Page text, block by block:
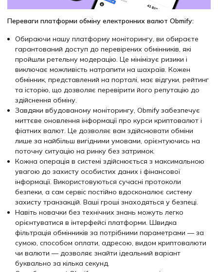
Переваги платформи обміну електронних валют Obmify:
Обираючи нашу платформу моніторингу, ви обираєте
гарантований доступ до перевірених обмінників, які
пройшли ретельну модерацію. Це мінімізує ризики і
виключає можливість натрапити на шахраїв. Кожен
обмінник, представлений на порталі, має відгуки, рейтинг
та історію, що дозволяє перевірити його репутацію до
здійснення обміну.
Завдяки вбудованому моніторингу, Obmify забезпечує
миттєве оновлення інформації про курси криптовалют і
фіатних валют. Це дозволяє вам здійснювати обміни
лише за найбільш вигідними умовами, орієнтуючись на
поточну ситуацію на ринку без затримок.
Кожна операція в системі здійснюється з максимальною
увагою до захисту особистих даних і фінансової
інформації. Використовуються сучасні протоколи
безпеки, а сам сервіс постійно вдосконалює систему
захисту транзакцій. Ваші гроші знаходяться у безпеці.
Навіть новачки без технічних знань можуть легко
орієнтуватися в інтерфейсі платформи. Швидка
фільтрація обмінників за потрібними параметрами — за
сумою, способом оплати, адресою, видом криптовалюти
чи валюти — дозволяє знайти ідеальний варіант
буквально за кілька секунд.